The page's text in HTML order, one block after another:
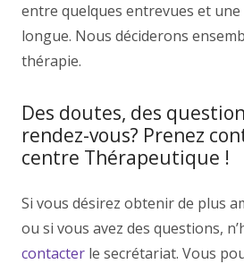
entre quelques entrevues et
longue. Nous déciderons
thérapie.
Des doutes, des
rendez-vous? Prenez
centre Thérapeutique !
Si vous désirez obtenir de plus
ou si vous avez des questions,
contacter le secrétariat. Vous